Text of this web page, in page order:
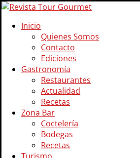
Inicio
Quienes Somos
Contacto
Ediciones
Gastronomía
Restaurantes
Actualidad
Recetas
Zona Bar
Coctelería
Bodegas
Recetas